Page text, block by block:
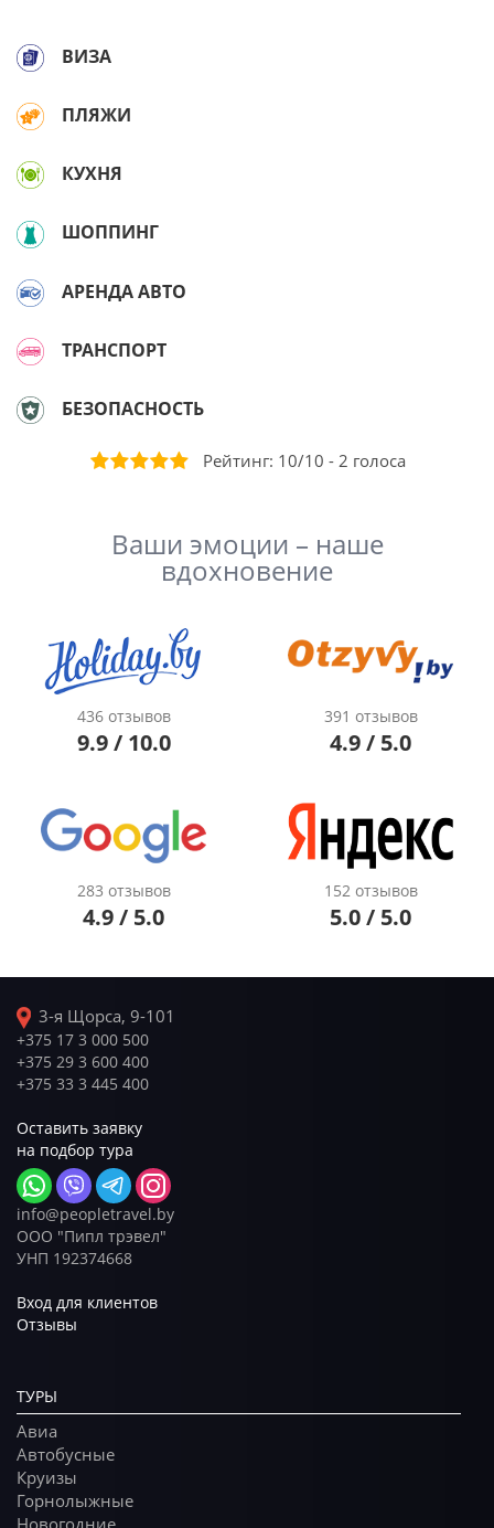
ВИЗА
ПЛЯЖИ
КУХНЯ
ШОППИНГ
АРЕНДА АВТО
ТРАНСПОРТ
БЕЗОПАСНОСТЬ
Рейтинг: 10/10 - 2 голоса
Ваши эмоции – наше
вдохновение
436 отзывов
9.9 / 10.0
391 отзывов
4.9 / 5.0
283 отзывов
4.9 / 5.0
152 отзывов
5.0 / 5.0
3-я Щорса, 9-101
+375 17 3 000 500
+375 29 3 600 400
+375 33 3 445 400
Оставить заявку
на подбор тура
info@peopletravel.by
ООО "Пипл трэвел"
УНП 192374668
Вход для клиентов
Отзывы
ТУРЫ
Авиа
Автобусные
Круизы
Горнолыжные
Новогодние